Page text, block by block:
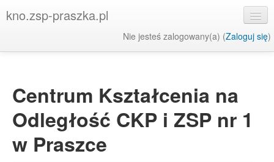
kno.zsp-praszka.pl
Nie jesteś zalogowany(a) (Zaloguj się)
Centrum Kształcenia na
Odległość CKP i ZSP nr 1
w Praszce